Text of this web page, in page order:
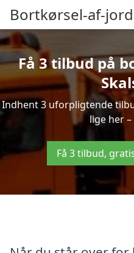
Bortkørsel-af-
Få 3 tilbud på
Indhent 3 uforpligtende
lige her
Få 3 tilbud,